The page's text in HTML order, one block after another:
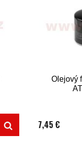
Olejový
7,45 €